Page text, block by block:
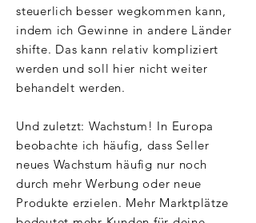
steuerlich besser wegkommen kann,
indem ich Gewinne in andere Länder
shifte. Das kann relativ kompliziert
werden und soll hier nicht weiter
behandelt werden.
Und zuletzt: Wachstum! In Europa
beobachte ich häufig, dass Seller
neues Wachstum häufig nur noch
durch mehr Werbung oder neue
Produkte erzielen. Mehr Marktplätze